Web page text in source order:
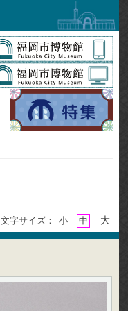
文字サイズ： 小 中 大